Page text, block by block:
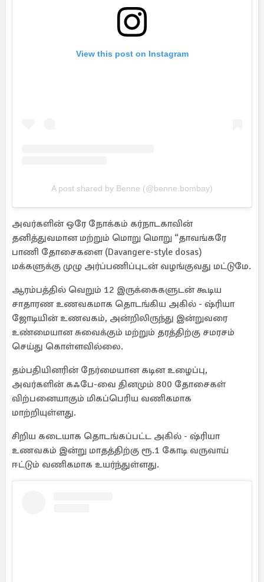
View this post on Instagram
A post shared by Benne (@benne.bombay)
அவர்களின் ஒரே நோக்கம் கர்நாடகாவின்
தனித்துவமான மற்றும் மொறு மொறு “தாவங்கரே
பாணி தோசைகளை (Davangere-style dosas)
மக்களுக்கு முழு அர்ப்பணிப்புடன் வழங்குவது மட்டுமே.
ஆரம்பத்தில் வெறும் 12 இருக்கைகளுடன் கூடிய
சாதாரண உணவகமாக தொடங்கிய அகில் - ஷ்ரியா
ஜோடியின் உணவகம், அன்றிலிருந்து இன்றுவரை
உண்மையான சுவைக்கும் மற்றும் தரத்திற்கு சமரசம்
செய்து கொள்ளவில்லை.
தம்பதியினரின் நேர்மையான கடின உழைப்பு,
அவர்களின் கஃபே-வை தினமும் 800 தோசைகள்
விற்பனையாகும் மிகப்பெரிய வணிகமாக
மாற்றியுள்ளது.
சிறிய கடையாக தொடங்கப்பட்ட அகில் - ஷ்ரியா
உணவகம் இன்று மாதத்திற்கு ரூ.1 கோடி வருவாய்
ஈட்டும் வணிகமாக உயர்ந்துள்ளது.